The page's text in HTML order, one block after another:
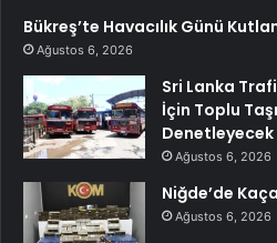
Bükreş’te Havacılık Günü
Ağustos 6, 2026
Sri Lanka
İçin Toplu
Denetleyecek
Ağustos 6, 2026
Niğde’de
Ağustos 6, 2026